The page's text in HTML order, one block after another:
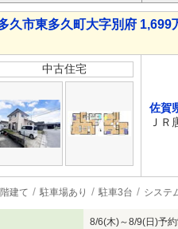
久市東多久町大字別府 1,699
中古住宅
佐賀
Ｊ
建て 駐車場あり 駐車3台 システ
8/6(木)～8/9(日)予